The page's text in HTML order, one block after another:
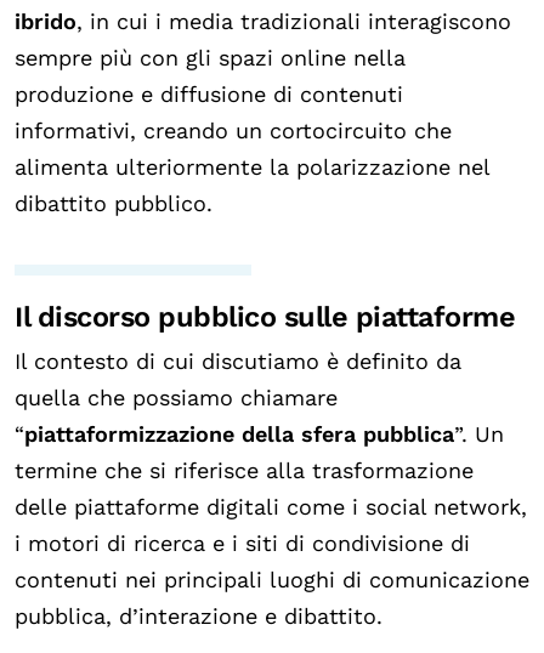
ibrido, in cui i media tradizionali interagiscono
sempre più con gli spazi online nella
produzione e diffusione di contenuti
informativi, creando un cortocircuito che
alimenta ulteriormente la polarizzazione nel
dibattito pubblico.
Il discorso pubblico sulle piattaforme
Il contesto di cui discutiamo è definito da
quella che possiamo chiamare
“piattaformizzazione della sfera pubblica”. Un
termine che si riferisce alla trasformazione
delle piattaforme digitali come i social network,
i motori di ricerca e i siti di condivisione di
contenuti nei principali luoghi di comunicazione
pubblica, d’interazione e dibattito.